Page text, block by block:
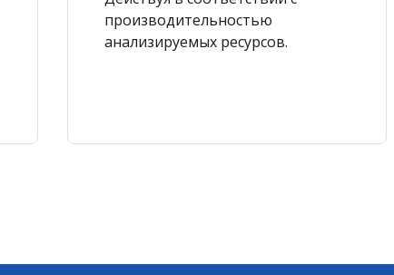
производительностью
анализируемых ресурсов.